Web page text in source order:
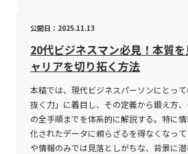
を使って説明することではない。事実と解
確認したうえで、「何が問題なのか」「な
に何をすべきか」を明確にすることが重
を身に付けることで、複雑な情報を整理し
順位や判断基準を明確にできる。 また、
に説明できるため、上司への報告、顧客
意形成といった場面でも、相手の理解や
とえば、売上が低下しているという課題
増やすべきだ」と結論付けるだけでは、
公開日：2025.11.13
20代ビジネスマン必見！本質
ャリアを切り拓く方法
本稿では、現代ビジネスパーソンにとっ
抜く力」に着目し、その定義から鍛え方
の全手順までを体系的に解説する。特に
化されたデータに頼らざるを得なくなっ
や情報のみでは見落としがちな、背景に潜